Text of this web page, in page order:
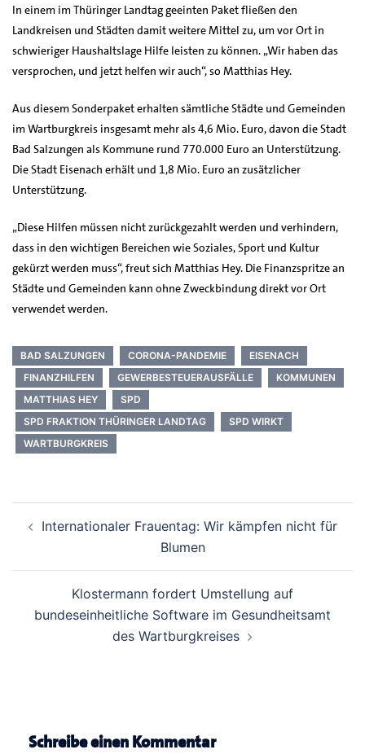
In einem im Thüringer Landtag geeinten Paket fließen den
Landkreisen und Städten damit weitere Mittel zu, um vor Ort in
schwieriger Haushaltslage Hilfe leisten zu können. „Wir haben das
versprochen, und jetzt helfen wir auch“, so Matthias Hey.
Aus diesem Sonderpaket erhalten sämtliche Städte und Gemeinden
im Wartburgkreis insgesamt mehr als 4,6 Mio. Euro, davon die Stadt
Bad Salzungen als Kommune rund 770.000 Euro an Unterstützung.
Die Stadt Eisenach erhält und 1,8 Mio. Euro an zusätzlicher
Unterstützung.
„Diese Hilfen müssen nicht zurückgezahlt werden und verhindern,
dass in den wichtigen Bereichen wie Soziales, Sport und Kultur
gekürzt werden muss“, freut sich Matthias Hey. Die Finanzspritze an
Städte und Gemeinden kann ohne Zweckbindung direkt vor Ort
verwendet werden.
BAD SALZUNGEN CORONA-PANDEMIE
EISENACH
FINANZHILFEN
GEWERBESTEUERAUSFÄLLE
KOMMUNEN
MATTHIAS HEY
SPD
SPD FRAKTION THÜRINGER LANDTAG
SPD WIRKT
WARTBURGKREIS
Navigation
Internationaler Frauentag: Wir kämpfen nicht für
Blumen
Klostermann fordert Umstellung auf
bundeseinheitliche Software im Gesundheitsamt
des Wartburgkreises
Schreibe einen Kommentar